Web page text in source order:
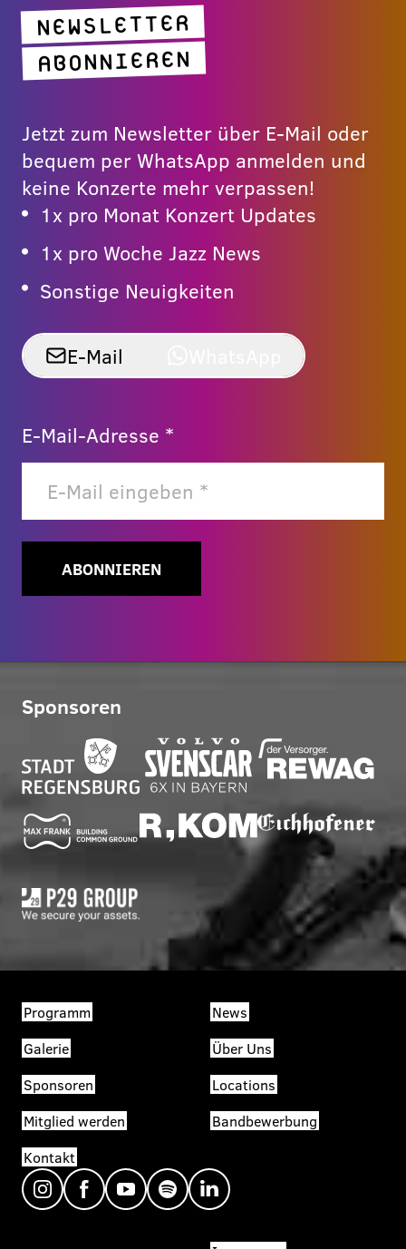
NEWSLETTER
ABONNIEREN
Jetzt zum Newsletter über E-Mail oder
bequem per WhatsApp anmelden und
keine Konzerte mehr verpassen!
1x pro Monat Konzert Updates
1x pro Woche Jazz News
Sonstige Neuigkeiten
E-Mail
E-Mail-Adresse *
ABONNIEREN
Sponsoren
Programm
News
Galerie
Über Uns
Sponsoren
Locations
Mitglied werden
Bandbewerbung
Kontakt